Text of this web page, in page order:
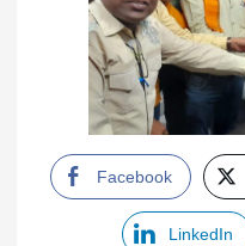
Facebook
LinkedIn